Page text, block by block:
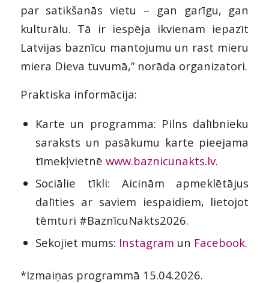
par satikšanās vietu – gan garīgu, gan
kulturālu. Tā ir iespēja ikvienam iepazīt
Latvijas baznīcu mantojumu un rast mieru
miera Dieva tuvumā,” norāda organizatori.
Praktiska informācija:
Karte un programma: Pilns dalībnieku
saraksts un pasākumu karte pieejama
tīmekļvietnē www.baznicunakts.lv.
Sociālie tīkli: Aicinām apmeklētājus
dalīties ar saviem iespaidiem, lietojot
tēmturi #BaznīcuNakts2026.
Sekojiet mums: Instagram un Facebook.
*Izmaiņas programmā 15.04.2026.